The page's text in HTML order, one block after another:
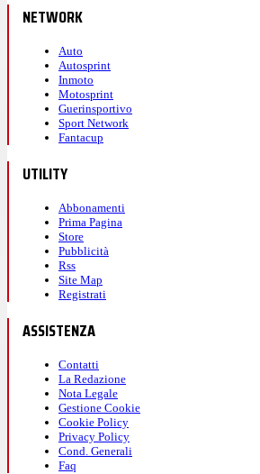
NETWORK
Auto
Autosprint
Inmoto
Motosprint
Guerinsportivo
Sport Network
Fantacup
UTILITY
Abbonamenti
Prima Pagina
Store
Pubblicità
Rss
Site Map
Registrati
ASSISTENZA
Contatti
La Redazione
Nota Legale
Gestione Cookie
Cookie Policy
Privacy Policy
Cond. Generali
Faq